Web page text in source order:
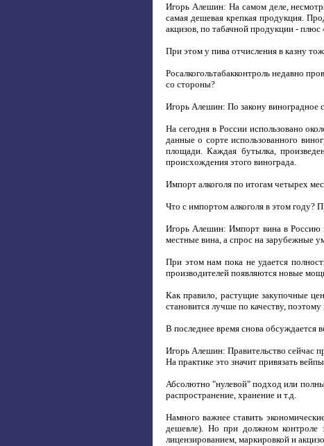
Игорь Алешин: На самом деле,
самая дешевая крепкая продукция.
акцизов, по табачной продукции - плюс
При этом у пива отчисления в казну
Росалкогольтабакконтроль недавно
со стороны?
Игорь Алешин: По закону виноградное
На сегодня в России использовано
данные о сорте использованного
площади. Каждая бутылка,
происхождения этого винограда.
Импорт алкоголя по итогам четырех
Что с импортом алкоголя в этом году?
Игорь Алешин: Импорт вина в Россию
местные вина, а спрос на зарубежные
При этом нам пока не удается
производителей появляются новые
Как правило, растущие закупочные
становится лучше по качеству,
В последнее время снова обсуждается
Игорь Алешин: Правительство сейчас
На практике это значит привязать
Абсолютно "нулевой" подход или
распространение, хранение и т.д.
Намного важнее ставить
дешевле). Но при должном контроле
лицензированием, маркировкой и